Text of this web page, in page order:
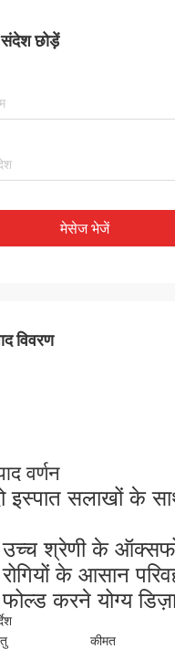
छोड़ें
मेसेज भेजें
विवरण
वर्णन
इस्पात सलाखों के
श्रेणी के
के आसान
करने योग्य
कीमत